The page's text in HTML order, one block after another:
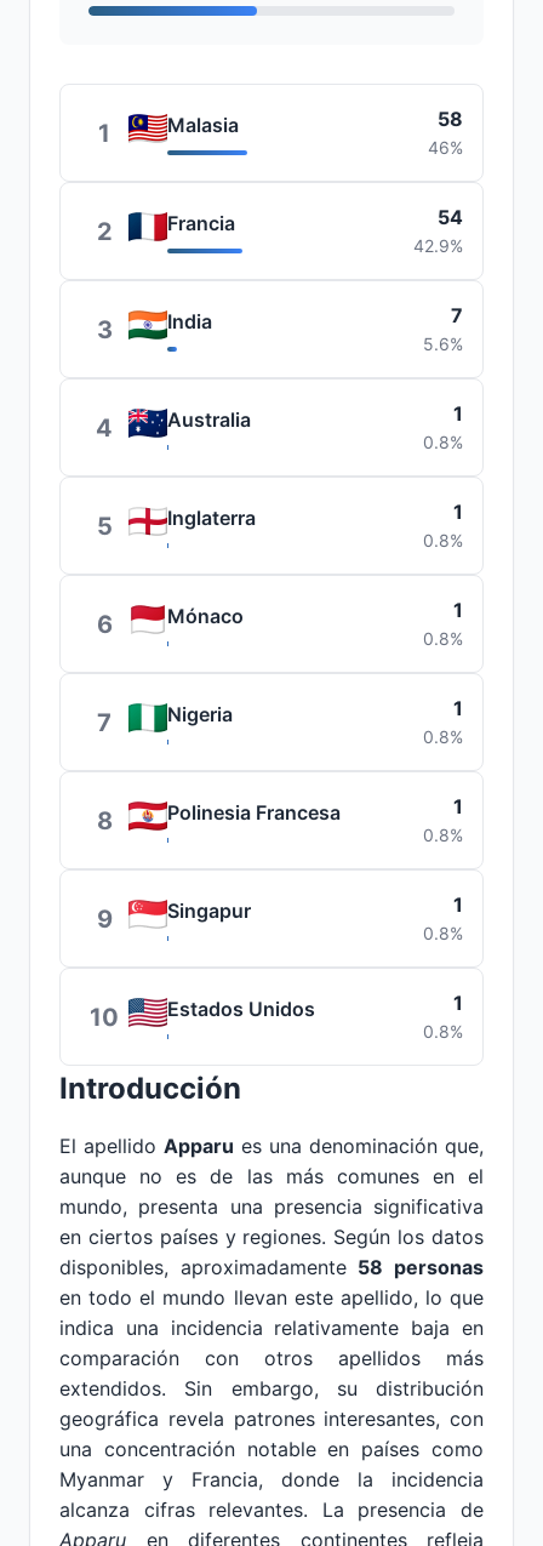
1 Malasia 58
46%
2 Francia 54
42.9%
3 India 7
5.6%
4 Australia 1
0.8%
5 Inglaterra 1
0.8%
6 Mónaco 1
0.8%
7 Nigeria 1
0.8%
8 Polinesia Francesa 1
0.8%
9 Singapur 1
0.8%
10 Estados Unidos 1
0.8%
Introducción
El apellido Apparu es una denominación que,
aunque no es de las más comunes en el
mundo, presenta una presencia significativa
en ciertos países y regiones. Según los datos
disponibles, aproximadamente 58 personas
en todo el mundo llevan este apellido, lo que
indica una incidencia relativamente baja en
comparación con otros apellidos más
extendidos. Sin embargo, su distribución
geográfica revela patrones interesantes, con
una concentración notable en países como
Myanmar y Francia, donde la incidencia
alcanza cifras relevantes. La presencia de
Apparu en diferentes continentes refleja